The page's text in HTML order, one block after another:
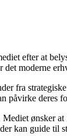
efter at
det moderne
fra
påvirke deres
ønsker
kan guide til